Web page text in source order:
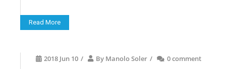
Read More
2018 Jun 10 / By Manolo Soler / 0 comment